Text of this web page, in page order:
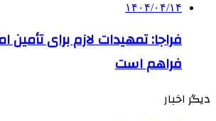
۱۴۰۴/۰۴/۱۴
فراجا: تمهیدات لازم برای تأمین
فراهم است
دیگر اخبار